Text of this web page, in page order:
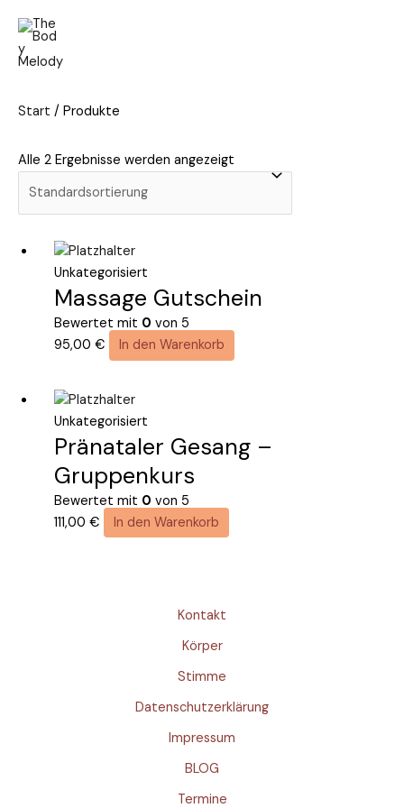
Inhalt
springen
Start / Produkte
Alle 2 Ergebnisse werden angezeigt
Unkategorisiert
Massage Gutschein
Bewertet mit 0 von 5
95,00 € In den Warenkorb
Unkategorisiert
Pränataler Gesang –
Gruppenkurs
Bewertet mit 0 von 5
111,00 € In den Warenkorb
Kontakt
Körper
Stimme
Datenschutzerklärung
Impressum
BLOG
Termine